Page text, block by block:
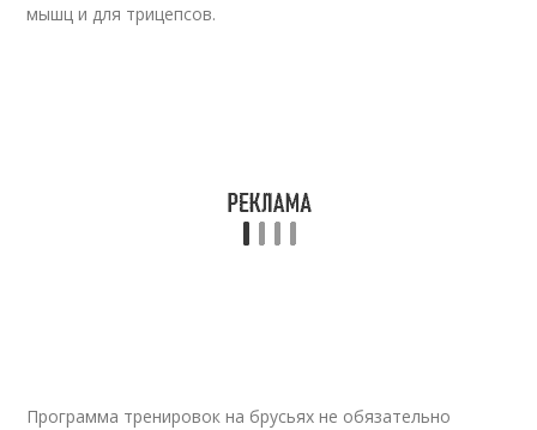
мышц и для трицепсов.
Программа тренировок на брусьях не обязательно